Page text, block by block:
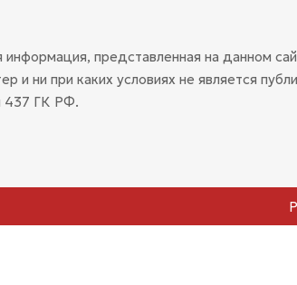
представленная на данном
и ни при каких условиях не является
437 ГК РФ.